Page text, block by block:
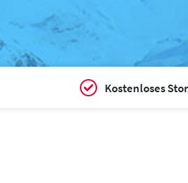
Kostenloses